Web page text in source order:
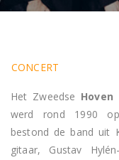
CONCERT
Het Zweedse Hoven
werd rond 1990
bestond de band uit
gitaar, Gustav